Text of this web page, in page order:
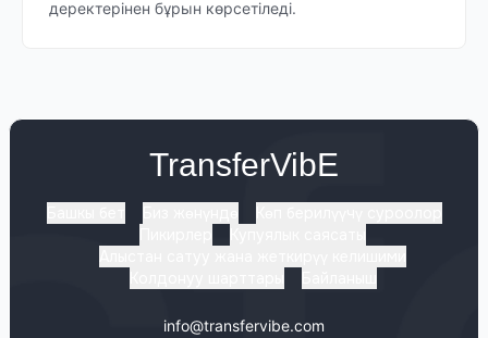
деректерінен бұрын көрсетіледі.
TransferVibE
info@transfervibe.com